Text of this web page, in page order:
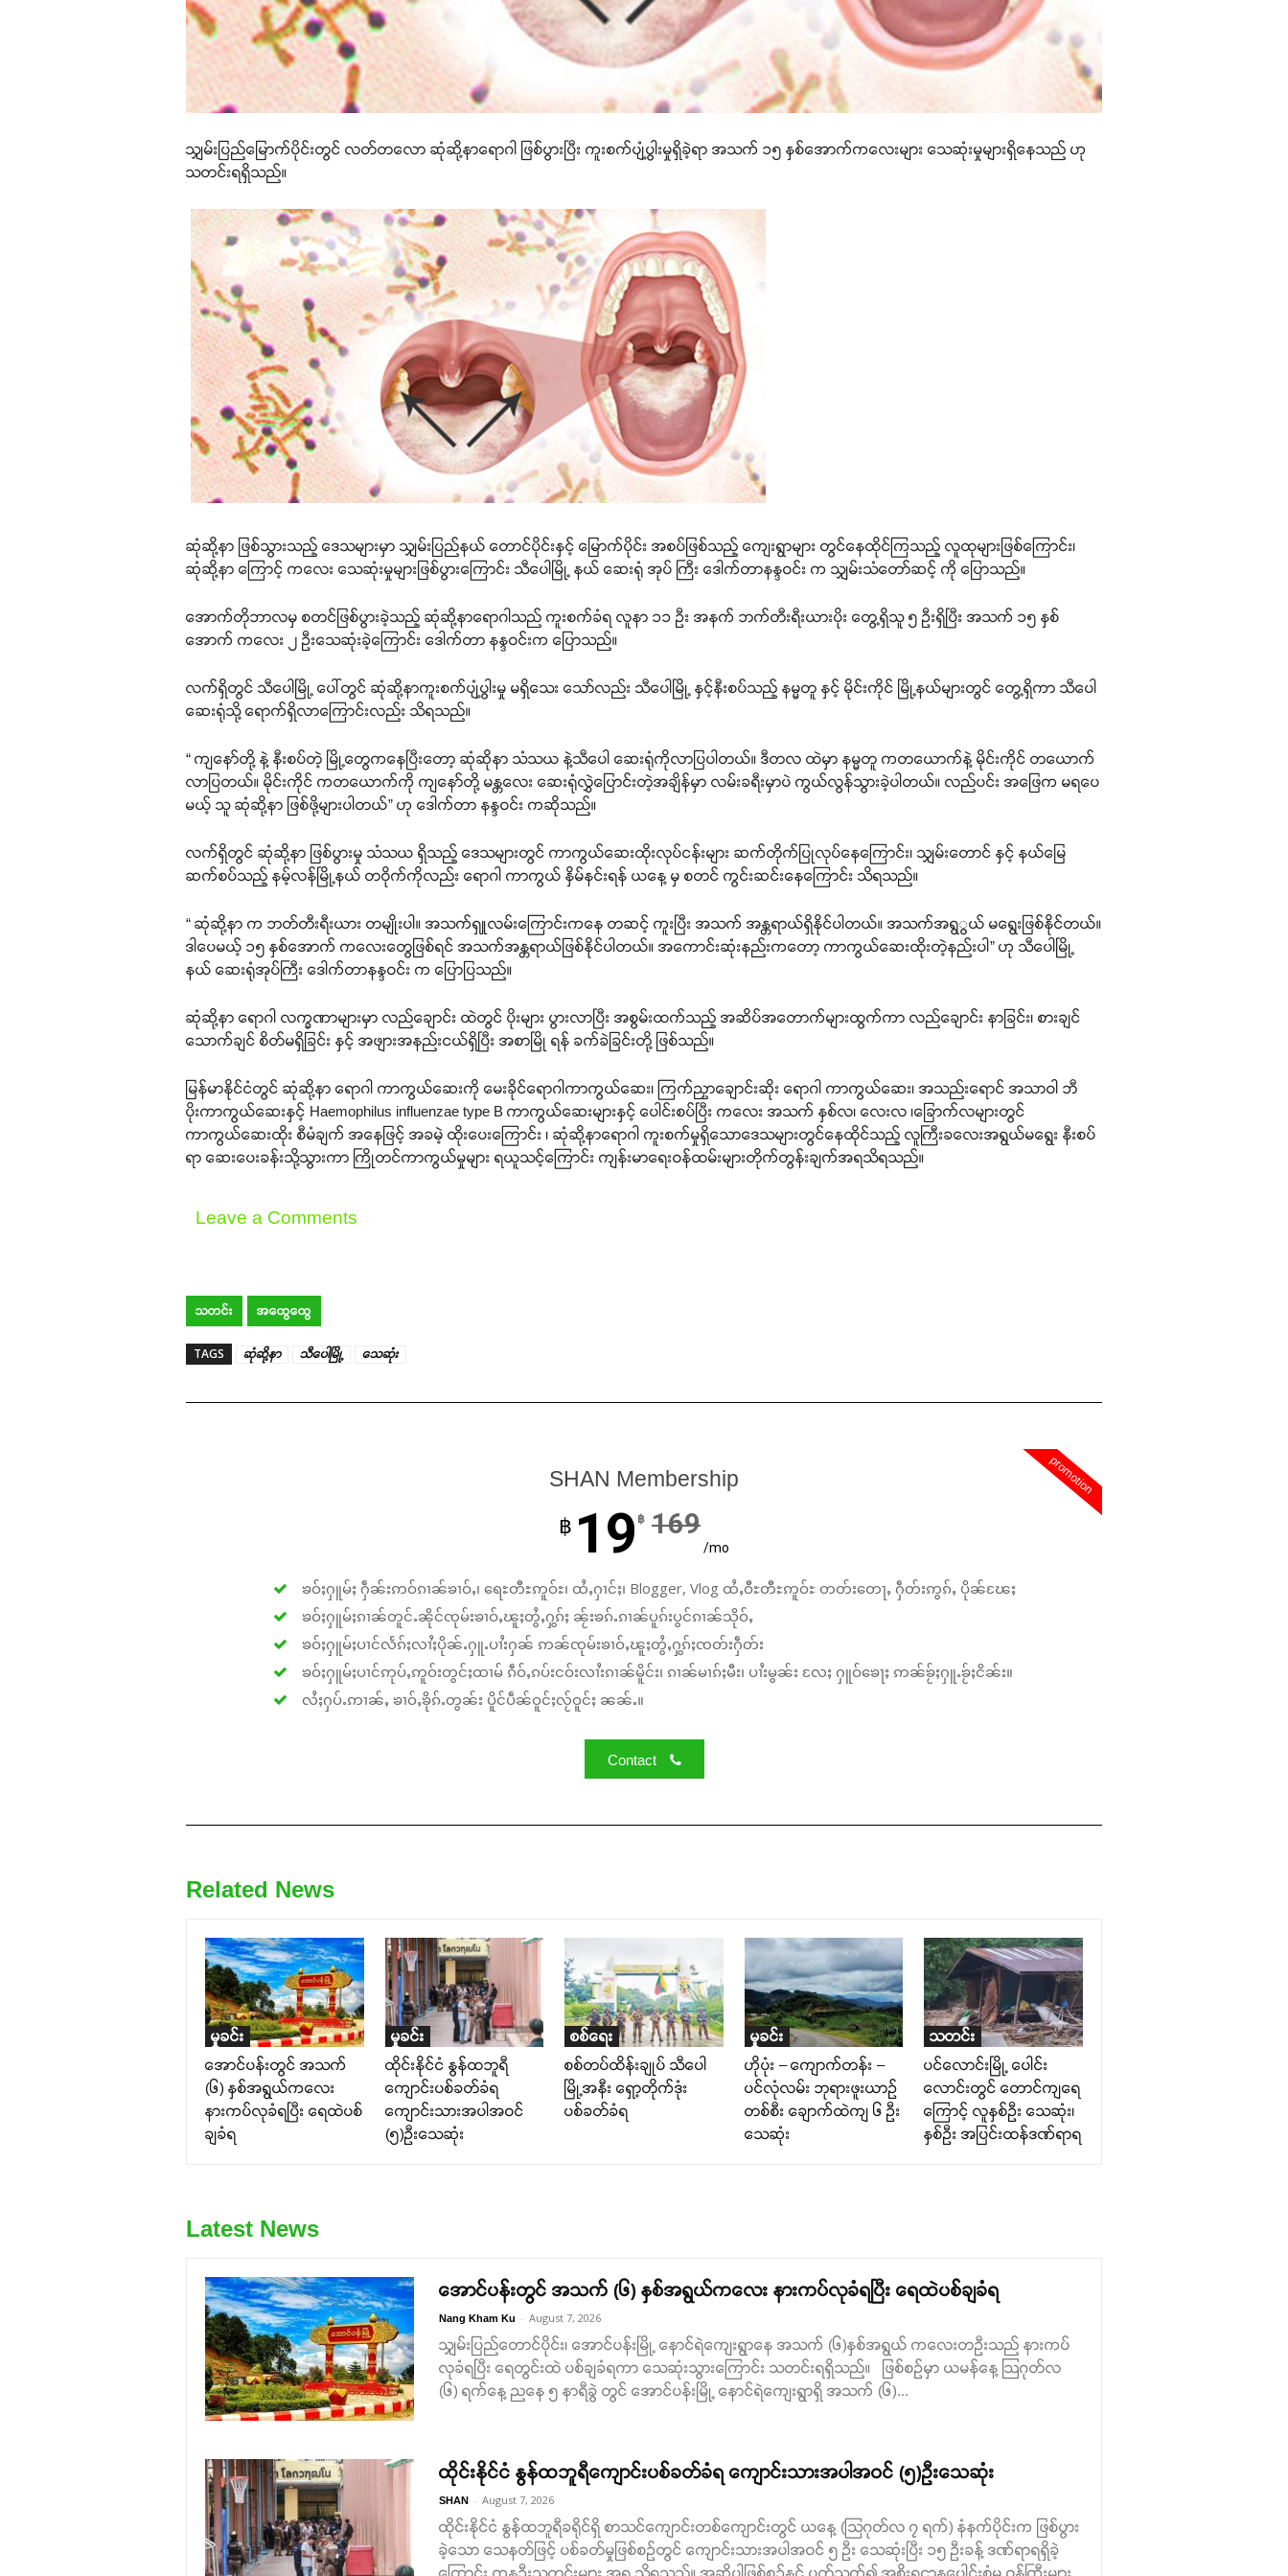
သျှမ်းပြည်မြောက်ပိုင်းတွင် လတ်တလော ဆုံဆို့နာရောဂါ ဖြစ်ပွားပြီး ကူးစက်ပျံ့ပွါးမှုရှိခဲ့ရာ အသက် ၁၅ နှစ်အောက်ကလေးများ သေဆုံးမှုများရှိနေသည် ဟု
သတင်းရရှိသည်။
ဆုံဆို့နာ ဖြစ်သွားသည့် ဒေသများမှာ သျှမ်းပြည်နယ် တောင်ပိုင်းနှင့် မြောက်ပိုင်း အစပ်ဖြစ်သည့် ကျေးရွာများ တွင်နေထိုင်ကြသည့် လူထုများဖြစ်ကြောင်း၊
ဆုံဆို့နာ ကြောင့် ကလေး သေဆုံးမှုများဖြစ်ပွားကြောင်း သီပေါမြို့ နယ် ဆေးရုံ အုပ် ကြီး ဒေါက်တာနန္ဒဝင်း က သျှမ်းသံတော်ဆင့် ကို ပြောသည်။
အောက်တိုဘာလမှ စတင်ဖြစ်ပွားခဲ့သည့် ဆုံဆို့နာရောဂါသည် ကူးစက်ခံရ လူနာ ၁၁ ဦး အနက် ဘက်တီးရီးယားပိုး တွေ့ရှိသူ ၅ ဦးရှိပြီး အသက် ၁၅ နှစ်
အောက် ကလေး ၂ ဦးသေဆုံးခဲ့ကြောင်း ဒေါက်တာ နန္ဒဝင်းက ပြောသည်။
လက်ရှိတွင် သီပေါမြို့ ပေါ်တွင် ဆုံဆို့နာကူးစက်ပျံ့ပွါးမှု မရှိသေး သော်လည်း သီပေါမြို့ နှင့်နီးစပ်သည့် နမ္မတူ နှင့် မိုင်းကိုင် မြို့နယ်များတွင် တွေ့ရှိကာ သီပေါ
ဆေးရုံသို့ ရောက်ရှိလာကြောင်းလည်း သိရသည်။
“ ကျနော်တို့ နဲ့ နီးစပ်တဲ့ မြို့တွေကနေပြီးတော့ ဆုံဆိုနာ သံသယ နဲ့သီပေါ ဆေးရုံကိုလာပြပါတယ်။ ဒီတလ ထဲမှာ နမ္မတူ ကတယောက်နဲ့ မိုင်းကိုင် တယောက်
လာပြတယ်။ မိုင်းကိုင် ကတယောက်ကို ကျနော်တို့ မန္တလေး ဆေးရုံလွှဲပြောင်းတဲ့အချိန်မှာ လမ်းခရီးမှာပဲ ကွယ်လွန်သွားခဲ့ပါတယ်။ လည်ပင်း အဖြေက မရပေ
မယ့် သူ ဆုံဆို့နာ ဖြစ်ဖို့များပါတယ်” ဟု ဒေါက်တာ နန္ဒဝင်း ကဆိုသည်။
လက်ရှိတွင် ဆုံဆို့နာ ဖြစ်ပွားမှု သံသယ ရှိသည့် ဒေသများတွင် ကာကွယ်ဆေးထိုးလုပ်ငန်းများ ဆက်တိုက်ပြုလုပ်နေကြောင်း၊ သျှမ်းတောင် နှင့် နယ်မြေ
ဆက်စပ်သည့် နမ့်လန်မြို့နယ် တဝိုက်ကိုလည်း ရောဂါ ကာကွယ် နှိမ်နင်းရန် ယနေ့ မှ စတင် ကွင်းဆင်းနေကြောင်း သိရသည်။
“ ဆုံဆို့နာ က ဘတ်တီးရီးယား တမျိုးပါ။ အသက်ရှူလမ်းကြောင်းကနေ တဆင့် ကူးပြီး အသက် အန္တရာယ်ရှိနိုင်ပါတယ်။ အသက်အရွွယ် မရွေးဖြစ်နိုင်တယ်။
ဒါပေမယ့် ၁၅ နှစ်အောက် ကလေးတွေဖြစ်ရင် အသက်အန္တရာယ်ဖြစ်နိုင်ပါတယ်။ အကောင်းဆုံးနည်းကတော့ ကာကွယ်ဆေးထိုးတဲ့နည်းပါ” ဟု သီပေါမြို့
နယ် ဆေးရုံအုပ်ကြီး ဒေါက်တာနန္ဒဝင်း က ပြောပြသည်။
ဆုံဆို့နာ ရောဂါ လက္ခဏာများမှာ လည်ချောင်း ထဲတွင် ပိုးများ ပွားလာပြီး အစွမ်းထက်သည့် အဆိပ်အတောက်များထွက်ကာ လည်ချောင်း နာခြင်း၊ စားချင်
သောက်ချင် စိတ်မရှိခြင်း နှင့် အဖျားအနည်းငယ်ရှိပြီး အစာမြို ရန် ခက်ခဲခြင်းတို့ ဖြစ်သည်။
မြန်မာနိုင်ငံတွင် ဆုံဆို့နာ ရောဂါ ကာကွယ်ဆေးကို မေးခိုင်ရောဂါကာကွယ်ဆေး၊ ကြက်ညှာချောင်းဆိုး ရောဂါ ကာကွယ်ဆေး၊ အသည်းရောင် အသာဝါ ဘီ
ပိုးကာကွယ်ဆေးနှင့် Haemophilus influenzae type B ကာကွယ်ဆေးများနှင့် ပေါင်းစပ်ပြီး ကလေး အသက် နှစ်လ၊ လေးလ ၊ခြောက်လများတွင်
ကာကွယ်ဆေးထိုး စီမံချက် အနေဖြင့် အခမဲ့ ထိုးပေးကြောင်း ၊ ဆုံဆို့နာရောဂါ ကူးစက်မှုရှိသောဒေသများတွင်နေထိုင်သည့် လူကြီးခလေးအရွယ်မရွေး နီးစပ်
ရာ ဆေးပေးခန်းသို့သွားကာ ကြိုတင်ကာကွယ်မှုများ ရယူသင့်ကြောင်း ကျန်းမာရေးဝန်ထမ်းများတိုက်တွန်းချက်အရသိရသည်။
Leave a Comments
သတင်း အထွေထွေ
TAGS ဆုံဆို့နာ သီပေါမြို့ သေဆုံး
promotion
SHAN Membership
฿ 19 ฿ 169
/mo
ၶဝ်ႈႁူမ်ႈ ႁဵၼ်းဢဝ်ၵၢၼ်ၶၢဝ်ႇ၊ ရေႊတီႊဢူဝ်ႊ၊ ထႆႇႁၢင်ႈ၊ Blogger, Vlog ထႆႇဝီႊတီႊဢူဝ်ႊ တတ်းတေႃႇ ႁဵတ်းဢွၵ်ႇ ပိုၼ်ၽႄႈ
ၶဝ်ႈႁူမ်ႈၵၢၼ်တူင်ႉၼိုင်ၸုမ်းၶၢဝ်ႇၽူႈတွႆႇႁွၵ်ႈ ၼႂ်းၶၵ်ႉၵၢၼ်ပူၵ်းပွင်ၵၢၼ်သိုဝ်ႇ
ၶဝ်ႈႁူမ်ႈပၢင်လႅၵ်ႈလၢႆႈပိုၼ်ႉႁူႉပၢႆးႁၼ် ဢၼ်ၸုမ်းၶၢဝ်ႇၽူႈတွႆႇႁွၵ်ႈၸတ်းႁဵတ်း
ၶဝ်ႈႁူမ်ႈပၢင်ဢုပ်ႇဢူဝ်းတွင်ႈထၢမ် ၵဵဝ်ႇၵပ်းငဝ်းလၢႆးၵၢၼ်မိူင်း၊ ၵၢၼ်မၢၵ်ႈမီး၊ ပၢႆးမွၼ်း လႄႈ ႁူဝ်ၶေႃႈ ဢၼ်ၶႂ်ႈႁူႉၶႂ်ႈငိၼ်း။
လႆႈႁပ်ႉဢၢၼ်ႇ ၶၢဝ်ႇၶိုၵ်ႉတွၼ်း ပိူင်ပဵၼ်ဝူင်ႈလႂ်ဝူင်ႈ ၼၼ်ႉ။
Contact
Related News
မှုခင်း
အောင်ပန်းတွင် အသက်
(၆) နှစ်အရွယ်ကလေး
နားကပ်လုခံရပြီး ရေထဲပစ်
ချခံရ
မှုခင်း
ထိုင်းနိုင်ငံ နွန်ထဘူရီ
ကျောင်းပစ်ခတ်ခံရ
ကျောင်းသားအပါအဝင်
(၅)ဉီးသေဆုံး
စစ်ရေး
စစ်တပ်ထိန်းချုပ် သီပေါ
မြို့အနီး ရှော့တိုက်ဒုံး
ပစ်ခတ်ခံရ
မှုခင်း
ဟိုပုံး – ကျောက်တန်း –
ပင်လုံလမ်း ဘုရားဖူးယာဉ်
တစ်စီး ချောက်ထဲကျ ၆ ဦး
သေဆုံး
သတင်း
ပင်လောင်းမြို့ ပေါင်း
လောင်းတွင် တောင်ကျရေ
ကြောင့် လူနှစ်ဦး သေဆုံး၊
နှစ်ဦး အပြင်းထန်ဒဏ်ရာရ
Latest News
အောင်ပန်းတွင် အသက် (၆) နှစ်အရွယ်ကလေး နားကပ်လုခံရပြီး ရေထဲပစ်ချခံရ
Nang Kham Ku - August 7, 2026
သျှမ်းပြည်တောင်ပိုင်း၊ အောင်ပန်းမြို့ နောင်ရဲကျေးရွာနေ အသက် (၆)နှစ်အရွယ် ကလေးတဉီးသည် နားကပ်
လုခံရပြီး ရေတွင်းထဲ ပစ်ချခံရကာ သေဆုံးသွားကြောင်း သတင်းရရှိသည်။ ဖြစ်စဉ်မှာ ယမန်နေ့ ဩဂုတ်လ
(၆) ရက်နေ့ ညနေ ၅ နာရီခွဲ တွင် အောင်ပန်းမြို့ နောင်ရဲကျေးရွာရှိ အသက် (၆)...
ထိုင်းနိုင်ငံ နွန်ထဘူရီကျောင်းပစ်ခတ်ခံရ ကျောင်းသားအပါအဝင် (၅)ဉီးသေဆုံး
SHAN - August 7, 2026
ထိုင်းနိုင်ငံ နွန်ထဘူရီခရိုင်ရှိ စာသင်ကျောင်းတစ်ကျောင်းတွင် ယနေ့ (သြဂုတ်လ ၇ ရက်) နံနက်ပိုင်းက ဖြစ်ပွား
ခဲ့သော သေနတ်ဖြင့် ပစ်ခတ်မှုဖြစ်စဉ်တွင် ကျောင်းသားအပါအဝင် ၅ ဦး သေဆုံးပြီး ၁၅ ဦးခန့် ဒဏ်ရာရရှိခဲ့